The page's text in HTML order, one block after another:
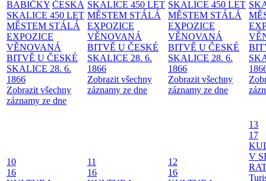
BABIČKY ČESKÁ
SKALICE 450 LET
MĚSTEM STÁLÁ
EXPOZICE
VĚNOVANÁ
BITVĚ U ČESKÉ
SKALICE 28. 6.
1866
Zobrazit všechny
záznamy ze dne
SKALICE 450 LET
MĚSTEM STÁLÁ
EXPOZICE
VĚNOVANÁ
BITVĚ U ČESKÉ
SKALICE 28. 6.
1866
Zobrazit všechny
záznamy ze dne
SKALICE 450 LET
MĚSTEM STÁLÁ
EXPOZICE
VĚNOVANÁ
BITVĚ U ČESKÉ
SKALICE 28. 6.
1866
Zobrazit všechny
záznamy ze dne
10
16
11
16
12
16
13
17
V